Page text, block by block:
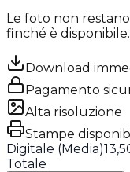
Le foto non
finché è disponibile.
Download
Pagamento
Alta risoluzione
Stampe
Digitale (Media)
Totale